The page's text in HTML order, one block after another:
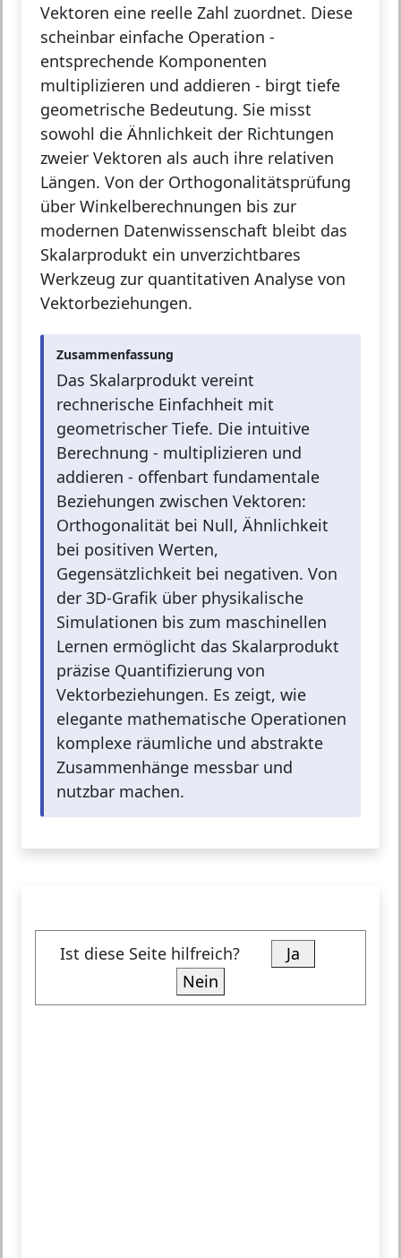
Vektoren eine reelle Zahl zuordnet. Diese
scheinbar einfache Operation -
entsprechende Komponenten
multiplizieren und addieren - birgt tiefe
geometrische Bedeutung. Sie misst
sowohl die Ähnlichkeit der Richtungen
zweier Vektoren als auch ihre relativen
Längen. Von der Orthogonalitätsprüfung
über Winkelberechnungen bis zur
modernen Datenwissenschaft bleibt das
Skalarprodukt ein unverzichtbares
Werkzeug zur quantitativen Analyse von
Vektorbeziehungen.
Zusammenfassung
Das Skalarprodukt vereint
rechnerische Einfachheit mit
geometrischer Tiefe. Die intuitive
Berechnung - multiplizieren und
addieren - offenbart fundamentale
Beziehungen zwischen Vektoren:
Orthogonalität bei Null, Ähnlichkeit
bei positiven Werten,
Gegensätzlichkeit bei negativen. Von
der 3D-Grafik über physikalische
Simulationen bis zum maschinellen
Lernen ermöglicht das Skalarprodukt
präzise Quantifizierung von
Vektorbeziehungen. Es zeigt, wie
elegante mathematische Operationen
komplexe räumliche und abstrakte
Zusammenhänge messbar und
nutzbar machen.
Ist diese Seite hilfreich?
Ja
Nein